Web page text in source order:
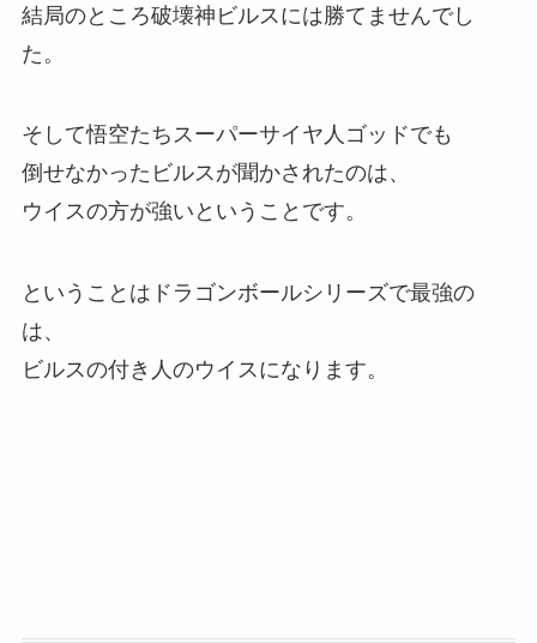
結局のところ破壊神ビルスには勝てませんでし
た。
そして悟空たちスーパーサイヤ人ゴッドでも
倒せなかったビルスが聞かされたのは、
ウイスの方が強いということです。
ということはドラゴンボールシリーズで最強の
は、
ビルスの付き人のウイスになります。